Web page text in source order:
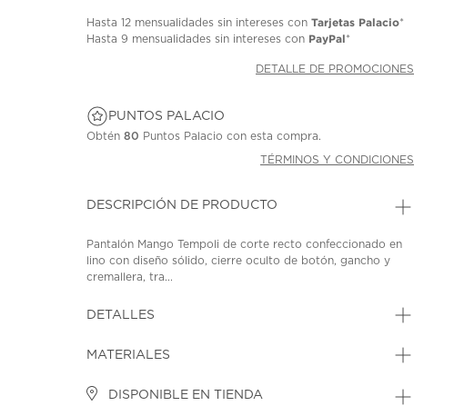
Hasta12 mensualidades sin intereses conTarjetas Palacio*
Hasta9 mensualidades sin intereses con PayPal*
DETALLE DE PROMOCIONES
PUNTOS PALACIO
Obtén80 Puntos Palacio con esta compra.
TÉRMINOS Y CONDICIONES
DESCRIPCIÓN DE PRODUCTO
Pantalón Mango Tempoli de corte recto confeccionado en
lino con diseño sólido, cierre oculto de botón, gancho y
cremallera, tra...
DETALLES
MATERIALES
DISPONIBLE EN TIENDA